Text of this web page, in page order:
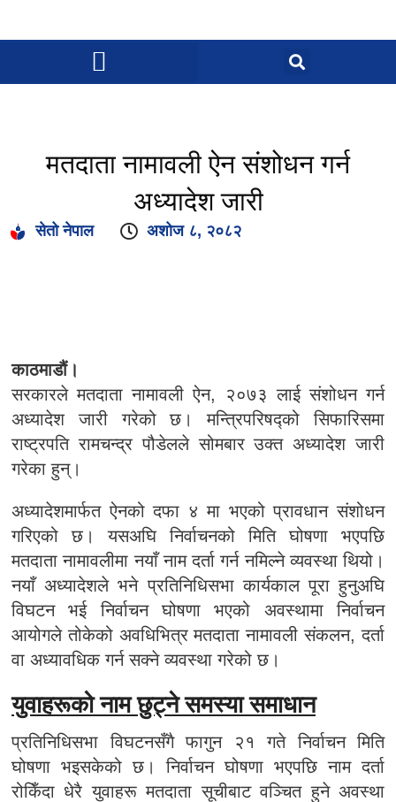
मतदाता नामावली ऐन संशोधन गर्न
अध्यादेश जारी
सेतो नेपाल अशोज ८, २०८२
काठमाडौं।
सरकारले मतदाता नामावली ऐन, २०७३ लाई संशोधन गर्न
अध्यादेश जारी गरेको छ। मन्त्रिपरिषद्को सिफारिसमा
राष्ट्रपति रामचन्द्र पौडेलले सोमबार उक्त अध्यादेश जारी
गरेका हुन्।
अध्यादेशमार्फत ऐनको दफा ४ मा भएको प्रावधान संशोधन
गरिएको छ। यसअघि निर्वाचनको मिति घोषणा भएपछि
मतदाता नामावलीमा नयाँ नाम दर्ता गर्न नमिल्ने व्यवस्था थियो।
नयाँ अध्यादेशले भने प्रतिनिधिसभा कार्यकाल पूरा हुनुअघि
विघटन भई निर्वाचन घोषणा भएको अवस्थामा निर्वाचन
आयोगले तोकेको अवधिभित्र मतदाता नामावली संकलन, दर्ता
वा अध्यावधिक गर्न सक्ने व्यवस्था गरेको छ।
युवाहरूको नाम छुट्ने समस्या समाधान
प्रतिनिधिसभा विघटनसँगै फागुन २१ गते निर्वाचन मिति
घोषणा भइसकेको छ। निर्वाचन घोषणा भएपछि नाम दर्ता
रोकिँदा धेरै युवाहरू मतदाता सूचीबाट वञ्चित हुने अवस्था